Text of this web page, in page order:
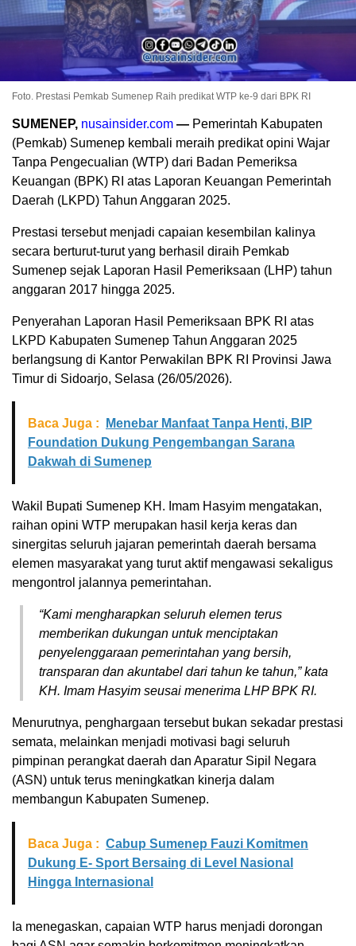
Foto. Prestasi Pemkab Sumenep Raih predikat WTP ke-9 dari BPK RI
SUMENEP, nusainsider.com — Pemerintah Kabupaten
(Pemkab) Sumenep kembali meraih predikat opini Wajar
Tanpa Pengecualian (WTP) dari Badan Pemeriksa
Keuangan (BPK) RI atas Laporan Keuangan Pemerintah
Daerah (LKPD) Tahun Anggaran 2025.
Prestasi tersebut menjadi capaian kesembilan kalinya
secara berturut-turut yang berhasil diraih Pemkab
Sumenep sejak Laporan Hasil Pemeriksaan (LHP) tahun
anggaran 2017 hingga 2025.
Penyerahan Laporan Hasil Pemeriksaan BPK RI atas
LKPD Kabupaten Sumenep Tahun Anggaran 2025
berlangsung di Kantor Perwakilan BPK RI Provinsi Jawa
Timur di Sidoarjo, Selasa (26/05/2026).
Baca Juga :
Menebar Manfaat Tanpa Henti, BIP
Foundation Dukung Pengembangan Sarana
Dakwah di Sumenep
Wakil Bupati Sumenep KH. Imam Hasyim mengatakan,
raihan opini WTP merupakan hasil kerja keras dan
sinergitas seluruh jajaran pemerintah daerah bersama
elemen masyarakat yang turut aktif mengawasi sekaligus
mengontrol jalannya pemerintahan.
“Kami mengharapkan seluruh elemen terus
memberikan dukungan untuk menciptakan
penyelenggaraan pemerintahan yang bersih,
transparan dan akuntabel dari tahun ke tahun,” kata
KH. Imam Hasyim seusai menerima LHP BPK RI.
Menurutnya, penghargaan tersebut bukan sekadar prestasi
semata, melainkan menjadi motivasi bagi seluruh
pimpinan perangkat daerah dan Aparatur Sipil Negara
(ASN) untuk terus meningkatkan kinerja dalam
membangun Kabupaten Sumenep.
Baca Juga : Cabup Sumenep Fauzi Komitmen
Dukung E- Sport Bersaing di Level Nasional
Hingga Internasional
Ia menegaskan, capaian WTP harus menjadi dorongan